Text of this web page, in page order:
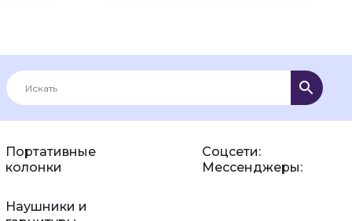
Портативные
колонки
Наушники и
Соцсети:
Мессенджеры: